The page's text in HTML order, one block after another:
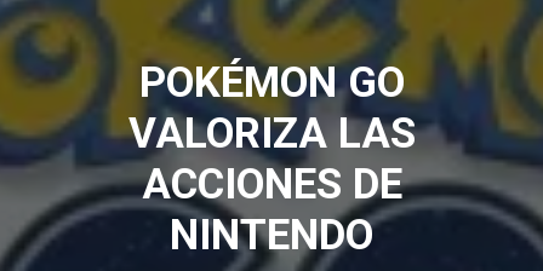
SEARCH
CART
POKÉMON GO
VALORIZA LAS
ACCIONES DE
NINTENDO